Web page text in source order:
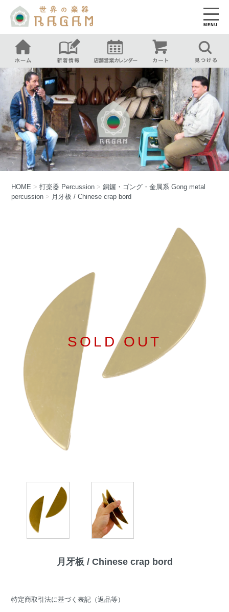
MENU
HOME >打楽器 Percussion >銅鑼・ゴング・金属系Gong metal
percussion > 月牙板 / Chinese crap bord
SOLD OUT
月牙板 / Chinese crap bord
特定商取引法に基づく表記（返品等）